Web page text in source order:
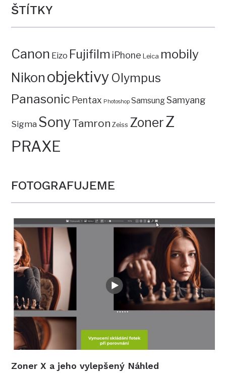
ŠTÍTKY
Canon Eizo Fujifilm iPhone Leica mobily
Nikon objektivy Olympus
Panasonic Pentax Photoshop SamsungSamyang
Sigma SonyTamron Zeiss ZonerZ
PRAXE
FOTOGRAFUJEME
Zoner X a jeho vylepšený Náhled